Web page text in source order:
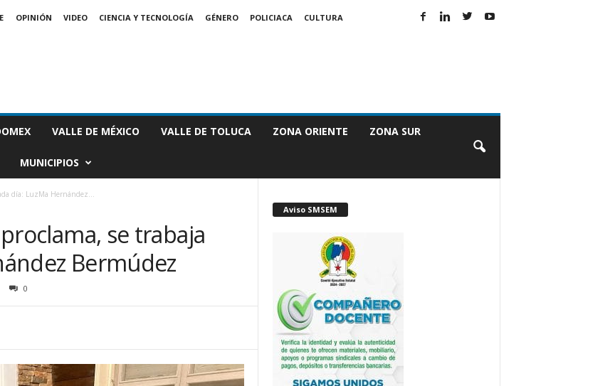
OPINIÓN VIDEO CIENCIA Y TECNOLOGÍA GÉNERO POLICIACA
CULTURA
VALLE DE MÉXICO VALLE DE TOLUCA ZONA ORIENTE ZONA SUR
MUNICIPIOS
día: LuzMa Hernández...
se trabaja
Bermúdez
0
Aviso SMSEM